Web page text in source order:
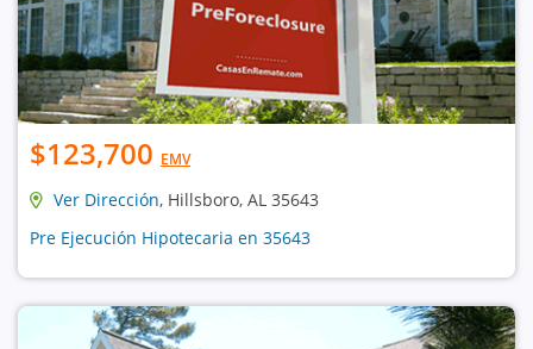
$123,700 EMV
Ver Dirección, Hillsboro, AL 35643
Pre Ejecución Hipotecaria en 35643